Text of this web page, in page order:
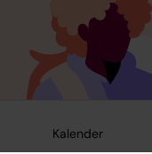
Kalender